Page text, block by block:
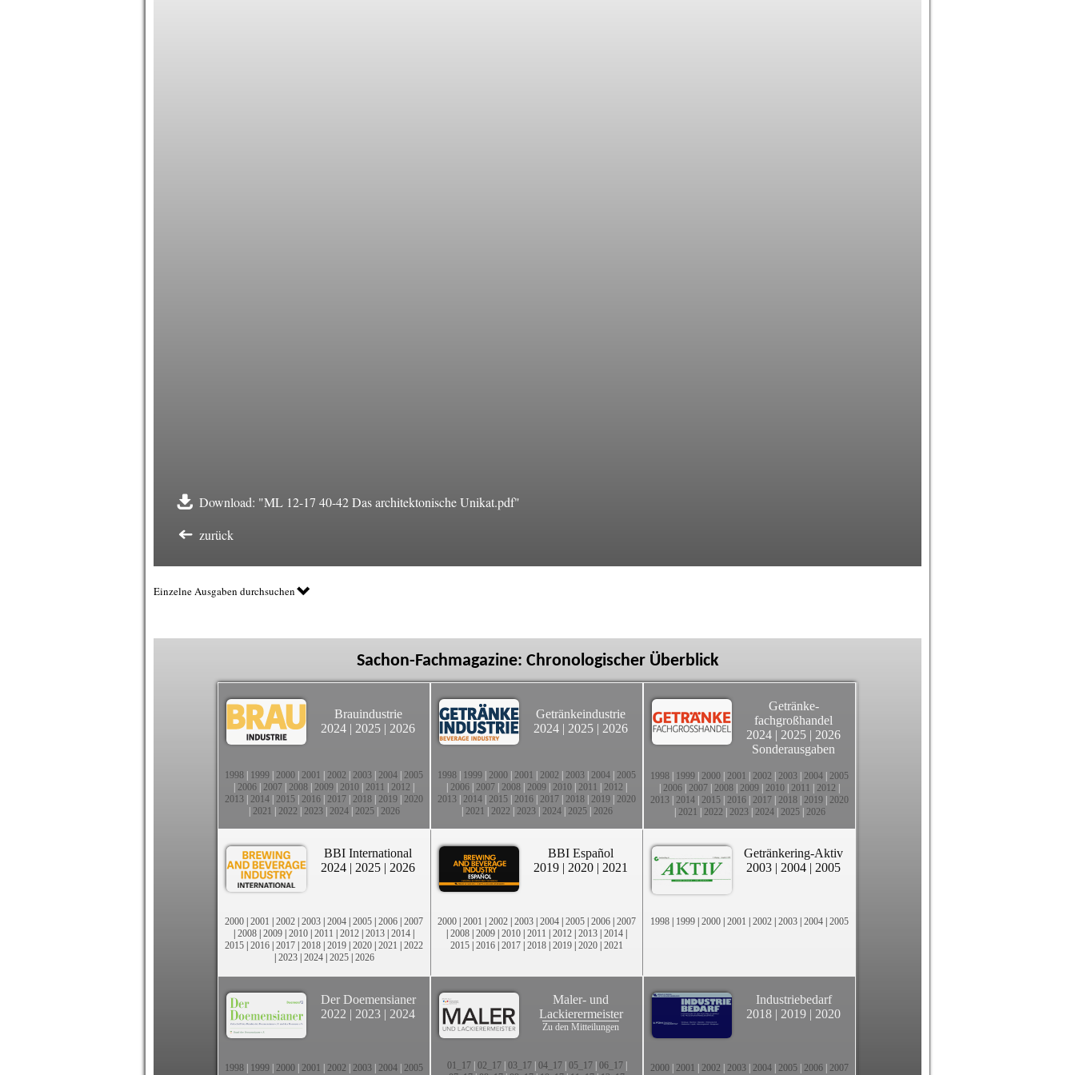
Download: "ML 12-17 40-42 Das architektonische Unikat.pdf"
zurück
Einzelne Ausgaben durchsuchen
Sachon-Fachmagazine: Chronologischer Überblick
Brauindustrie
2024 | 2025 | 2026
1998 1999 2000 2001 2002 2003 2004 2005
2006 2007 2008 2009 2010 2011 2012
2013 2014 2015 2016 2017 2018 2019 2020
2021 2022 2023| 2024| 2025| 2026
Getränkeindustrie
2024 | 2025 | 2026
1998 1999 2000 2001 2002 2003 2004 2005
2006 2007 2008 2009 2010 2011 2012
2013 2014 2015 2016 2017 2018 2019 2020
2021 2022 2023| 2024| 2025| 2026
Getränke-
fachgroßhandel
2024 | 2025 | 2026
Sonderausgaben
1998 1999 2000 2001 2002 2003 2004 2005
2006 2007 2008 2009 2010 2011 2012
2013 2014 2015 2016 2017 2018 2019 2020
2021 2022 2023| 2024| 2025| 2026
BBI International
2024 | 2025 | 2026
2000 | 2001 | 2002 | 2003 | 2004 | 2005 | 2006 | 2007
| 2008 | 2009 | 2010 | 2011 | 2012 | 2013 | 2014 |
2015 | 2016 | 2017 | 2018 | 2019 | 2020 | 2021 | 2022
| 2023| 2024| 2025| 2026
BBI Español
2019 | 2020 | 2021
2000 | 2001 | 2002 | 2003 | 2004 | 2005 | 2006 | 2007
| 2008 | 2009 | 2010 | 2011 | 2012 | 2013 | 2014 |
2015 | 2016 | 2017 | 2018 | 2019 | 2020 | 2021
Getränkering-Aktiv
2003 | 2004 | 2005
1998 | 1999 | 2000 | 2001 | 2002 | 2003 | 2004 | 2005
Der Doemensianer
2022 | 2023 | 2024
1998 1999 2000 2001 2002 2003 2004 2005
Maler- und
Lackierermeister
Zu den Mitteilungen
01_17| 02_17| 03_17| 04_17| 05_17| 06_17|
Industriebedarf
2018 | 2019 | 2020
2000 2001 2002 2003 2004 2005 2006 2007